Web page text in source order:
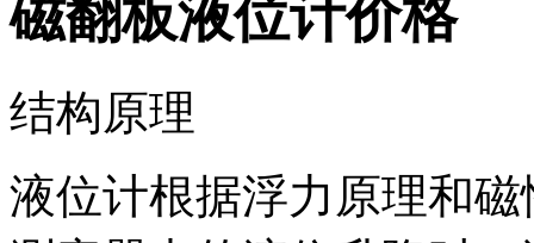
磁翻板液位计价格
结构原理
液位计根据浮力原理和